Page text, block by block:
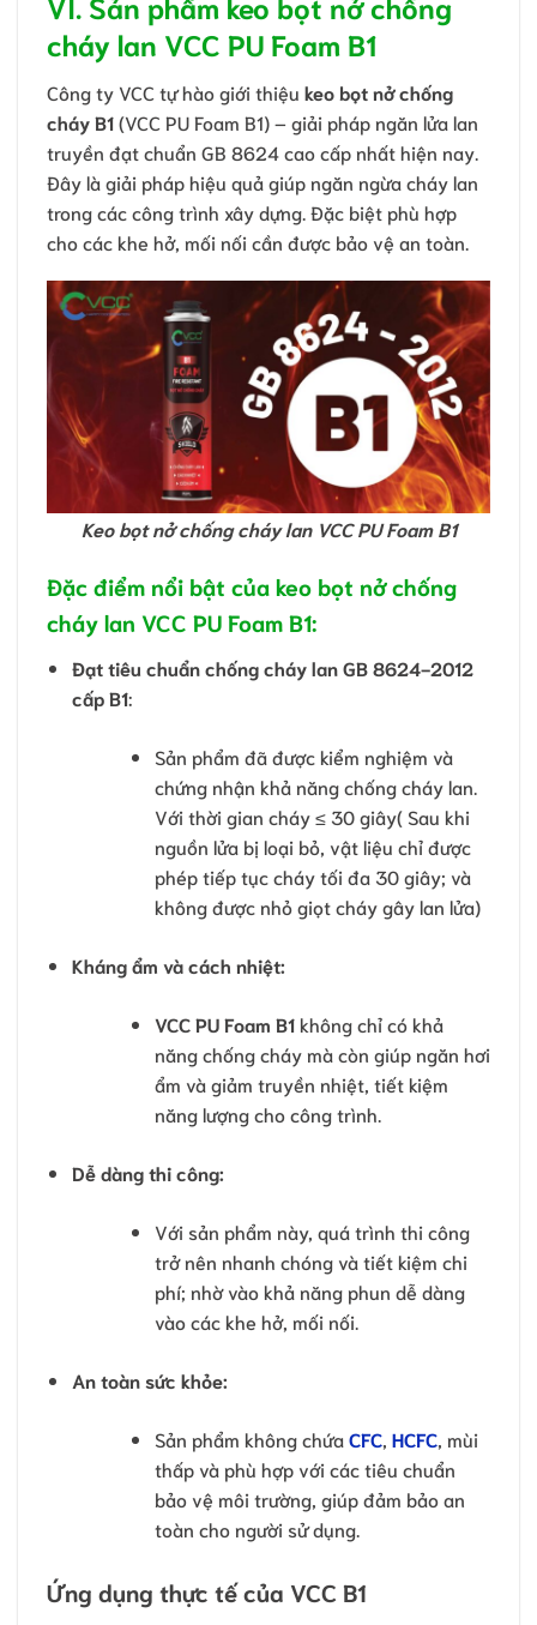
cháy lan VCC PU Foam B1
Công ty VCC tự hào giới thiệu keo bọt nở chống
cháy B1(VCC PU Foam B1) – giải pháp ngăn lửa lan
truyền đạt chuẩn GB 8624 cao cấp nhất hiện nay.
Đây là giải pháp hiệu quả giúp ngăn ngừa cháy lan
trong các công trình xây dựng. Đặc biệt phù hợp
cho các khe hở, mối nối cần được bảo vệ an toàn.
Keo bọt nở chống cháy lan VCC PU Foam B1
Đặc điểm nổi bật của keo bọt nở chống
cháy lan VCC PU Foam B1:
Đạt tiêu chuẩn chống cháy lan GB 8624-2012
cấp B1:
Sản phẩm đã được kiểm nghiệm và
chứng nhận khả năng chống cháy lan.
Với thời gian cháy ≤ 30 giây( Sau khi
nguồn lửa bị loại bỏ, vật liệu chỉ được
phép tiếp tục cháy tối đa 30 giây; và
không được nhỏ giọt cháy gây lan lửa)
Kháng ẩm và cách nhiệt:
VCC PU Foam B1không chỉ có khả
năng chống cháy mà còn giúp ngăn hơi
ẩm và giảm truyền nhiệt, tiết kiệm
năng lượng cho công trình.
Dễ dàng thi công:
Với sản phẩm này, quá trình thi công
trở nên nhanh chóng và tiết kiệm chi
phí; nhờ vào khả năng phun dễ dàng
vào các khe hở, mối nối.
An toàn sức khỏe:
Sản phẩm không chứa CFC, HCFC, mùi
thấp và phù hợp với các tiêu chuẩn
bảo vệ môi trường, giúp đảm bảo an
toàn cho người sử dụng.
Ứng dụng thực tế của VCC B1